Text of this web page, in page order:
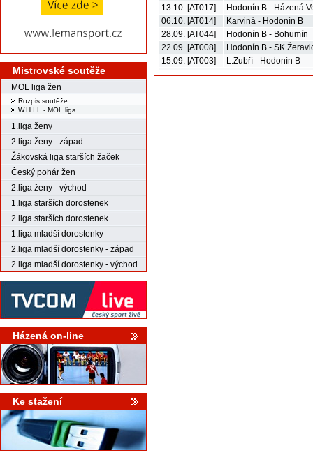
Mistrovské soutěže
MOL liga žen
Rozpis soutěže
W.H.I.L - MOL liga
1.liga ženy
2.liga ženy - západ
Žákovská liga starších žaček
Český pohár žen
2.liga ženy - východ
1.liga starších dorostenek
2.liga starších dorostenek
1.liga mladší dorostenky
2.liga mladší dorostenky - západ
2.liga mladší dorostenky - východ
Házená on-line
Ke stažení
13.10. [AT017]
Hodonín B - Házená
06.10. [AT014]
Karviná - Hodonín B
28.09. [AT044]
Hodonín B - Bohumín
22.09. [AT008]
Hodonín B - SK
15.09. [AT003]
L.Zubří - Hodonín B